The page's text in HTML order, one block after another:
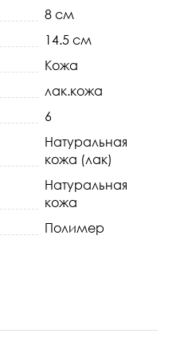
8 см
14.5 см
Кожа
лак.кожа
6
Натуральная
кожа (лак)
Натуральная
кожа
Полимер